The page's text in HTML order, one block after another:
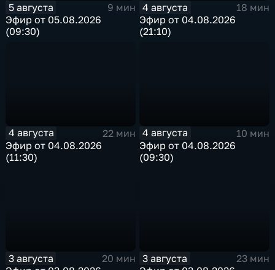
5 августа
9 мин
Эфир от 05.08.2026
(09:30)
4 августа
18 мин
Эфир от 04.08.2026
(21:10)
4 августа
22 мин
Эфир от 04.08.2026
(11:30)
4 августа
10 мин
Эфир от 04.08.2026
(09:30)
3 августа
20 мин
3 августа
23 мин